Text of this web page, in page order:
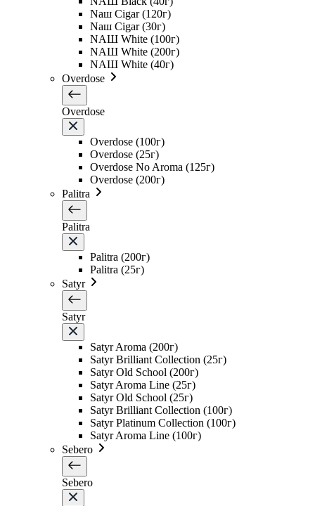
Naш Cigar (120г)
Naш Cigar (30г)
NAШ White (100г)
NAШ White (200г)
NAШ White (40г)
Overdose
Overdose
Overdose (100г)
Overdose (25г)
Overdose No Aroma (125г)
Overdose (200г)
Palitra
Palitra
Palitra (200г)
Palitra (25г)
Satyr
Satyr
Satyr Aroma (200г)
Satyr Brilliant Collection (25г)
Satyr Old School (200г)
Satyr Aroma Line (25г)
Satyr Old School (25г)
Satyr Brilliant Collection (100г)
Satyr Platinum Collection (100г)
Satyr Aroma Line (100г)
Sebero
Sebero